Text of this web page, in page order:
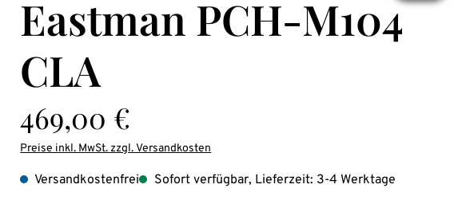
Eastman PCH-M104
CLA
Regulärer Preis:
469,00 €
Preise inkl. MwSt. zzgl. Versandkosten
Versandkostenfrei Sofort verfügbar, Lieferzeit: 3-4 Werktage